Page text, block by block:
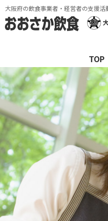
大阪府の飲食事業者・経営者の支援活
TOP